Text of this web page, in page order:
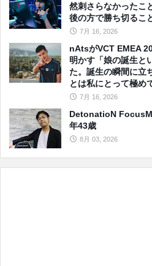
然刺さらなかったこ
後の方で勝ち切るこ
7月 16, 2026
nAtsがVCT EMEA
明かす「娘の誕生と
た。誕生の瞬間に立
とは私にとって極め
7月 16, 2026
DetonatioN
年43歳
8月 03, 2026